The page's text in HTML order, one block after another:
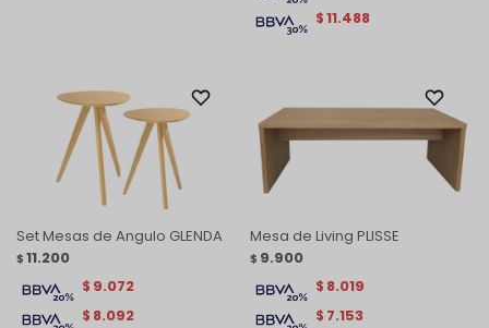
$11.488
Set Mesas de Angulo GLENDA
$ 11.200
$ 8.092
$ 9.072
Mesa de Living PLISSE
$ 9.900
$ 7.153
$ 8.019